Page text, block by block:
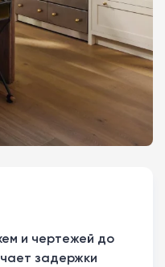
и чертежей до
задержки